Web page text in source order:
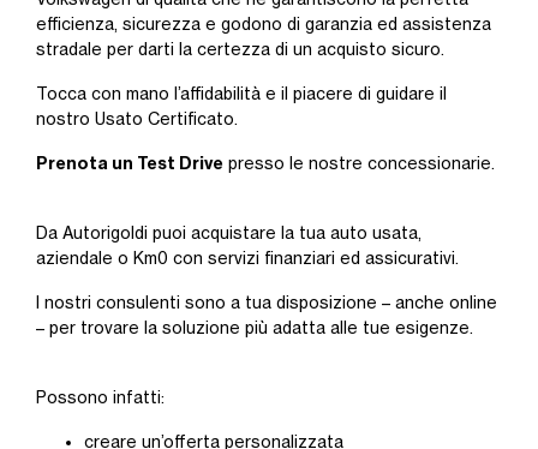
efficienza, sicurezza e godono di garanzia ed assistenza
stradale per darti la certezza di un acquisto sicuro.
Tocca con mano l’affidabilità e il piacere di guidare il
nostro Usato Certificato.
Prenota un Test Drive presso le nostre concessionarie.
Da Autorigoldi puoi acquistare la tua auto usata,
aziendale o Km0 con servizi finanziari ed assicurativi.
I nostri consulenti sono a tua disposizione – anche online
– per trovare la soluzione più adatta alle tue esigenze.
Possono infatti:
creare un’offerta personalizzata